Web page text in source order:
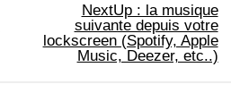
NextUp : la musique
suivante depuis votre
lockscreen (Spotify, Apple
Music, Deezer, etc..)